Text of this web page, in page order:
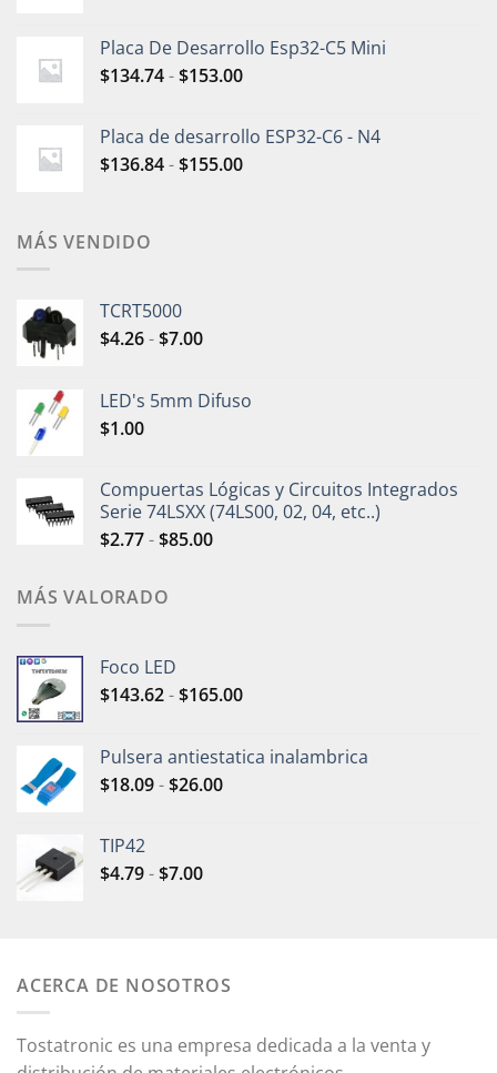
Placa De Desarrollo Esp32-C5 Mini
$134.74-$153.00
Placa de desarrollo ESP32-C6 - N4
$136.84-$155.00
MÁS VENDIDO
TCRT5000
$4.26-$7.00
LED's 5mm Difuso
$1.00
Compuertas Lógicas y Circuitos Integrados
Serie 74LSXX (74LS00, 02, 04, etc..)
$2.77-$85.00
MÁS VALORADO
Foco LED
$143.62-$165.00
Pulsera antiestatica inalambrica
$18.09-$26.00
TIP42
$4.79-$7.00
ACERCA DE NOSOTROS
Tostatronic es una empresa dedicada a la venta y